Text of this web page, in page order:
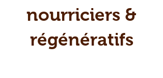
nourriciers &
régénératifs